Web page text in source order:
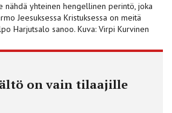
nähdä yhteinen hengellinen perintö, joka
Jeesuksessa Kristuksessa on meitä
Harjutsalo sanoo. Kuva: Virpi Kurvinen
on vain tilaajille